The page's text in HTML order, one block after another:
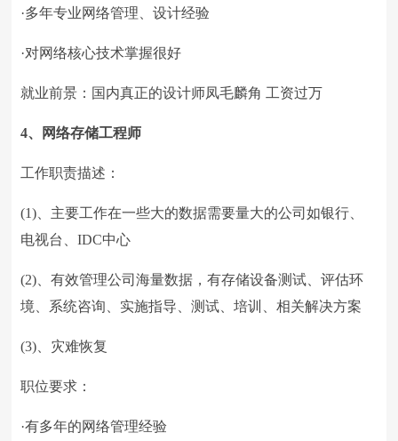
·多年专业网络管理、设计经验
·对网络核心技术掌握很好
就业前景：国内真正的设计师凤毛麟角 工资过万
4、网络存储工程师
工作职责描述：
(1)、主要工作在一些大的数据需要量大的公司如银行、
电视台、IDC中心
(2)、有效管理公司海量数据，有存储设备测试、评估环
境、系统咨询、实施指导、测试、培训、相关解决方案
(3)、灾难恢复
职位要求：
·有多年的网络管理经验